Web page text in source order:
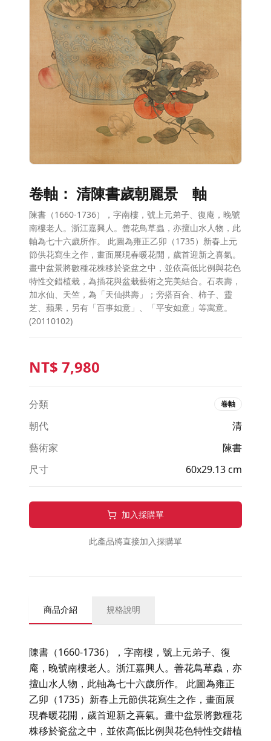
卷軸： 清陳書歲朝麗景 軸
陳書（1660-1736），字南樓，號上元弟子、復庵，晚號
南樓老人。浙江嘉興人。善花鳥草蟲，亦擅山水人物，此
軸為七十六歲所作。 此圖為雍正乙卯（1735）新春上元
節供花寫生之作，畫面展現春暖花開，歲首迎新之喜氣。
畫中盆景將數種花株移於瓷盆之中，並依高低比例與花色
特性交錯植栽，為插花與盆栽藝術之完美結合。石表壽，
加水仙、天竺，為「天仙拱壽」；旁搭百合、柿子、靈
芝、蘋果，另有「百事如意」、「平安如意」等寓意。
(20110102)
NT$ 7,980
分類 卷軸
朝代
清
藝術家
陳書
尺寸
60x29.13 cm
加入採購單
此產品將直接加入採購單
商品介紹 規格說明
陳書（1660-1736），字南樓，號上元弟子、復
庵，晚號南樓老人。浙江嘉興人。善花鳥草蟲，亦
擅山水人物，此軸為七十六歲所作。 此圖為雍正
乙卯（1735）新春上元節供花寫生之作，畫面展
現春暖花開，歲首迎新之喜氣。畫中盆景將數種花
株移於瓷盆之中，並依高低比例與花色特性交錯植